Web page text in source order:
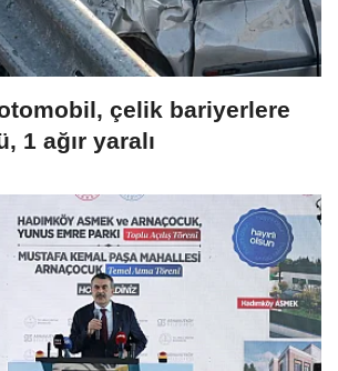
çelik bariyerlere
1 ağır yaralı